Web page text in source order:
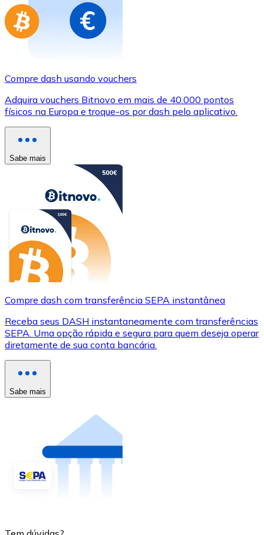
Compre dash usando vouchers
Adquira vouchers Bitnovo em mais de 40.000 pontos
físicos na Europa e troque-os por dash pelo aplicativo.
Sabe mais
Compre dash com transferência SEPA instantânea
Receba seus DASH instantaneamente com transferências
SEPA. Uma opção rápida e segura para quem deseja operar
diretamente de sua conta bancária.
Sabe mais